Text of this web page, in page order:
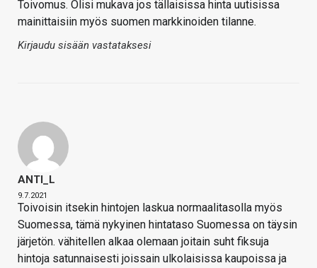
Toivomus. Olisi mukava jos tällaisissa hinta uutisissa
mainittaisiin myös suomen markkinoiden tilanne.
Kirjaudu sisään vastataksesi
ANTI_L
9.7.2021
Toivoisin itsekin hintojen laskua normaalitasolla myös
Suomessa, tämä nykyinen hintataso Suomessa on täysin
järjetön. vähitellen alkaa olemaan joitain suht fiksuja
hintoja satunnaisesti joissain ulkolaisissa kaupoissa ja